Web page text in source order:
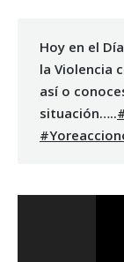
Hoy en el
la Violencia
así o
situación…..